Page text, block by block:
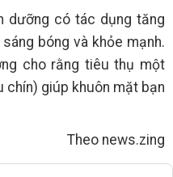
dưỡng có tác dụng tăng
bóng và khỏe mạnh.
cho rằng tiêu thụ một
giúp khuôn mặt bạn
Theo news.zing